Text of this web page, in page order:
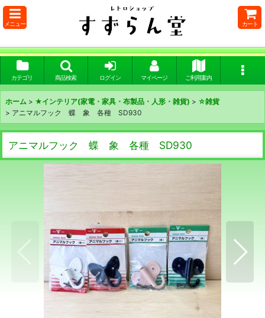
メニュー カート
カテゴリ 商品検索 ログイン マイページ ご利用案内
ホーム > ★インテリア(家電・家具・布製品・人形・雑貨) > ☆雑貨
> アニマルフック 蝶 象 各種 SD930
アニマルフック 蝶 象 各種 SD930